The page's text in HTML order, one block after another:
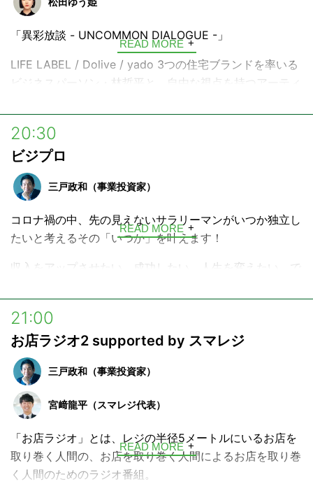
「異彩放談 - UNCOMMON DIALOGUE -」
LIFE LABEL / Dolive / yado 3つの住宅ブランドを率いる
ビジネスパーソン・林哲平と、自由な視点を持つアーティ
線で活躍するゲストを迎え、ゲストの人生を彩ってきたも
の・こと、成功の裏側にある葛藤、ビジネスの本質に迫る
対話番組。
READ MORE
20:30
ビジプロ
三戸政和（事業投資家）
コロナ禍の中、先の見えないサラリーマンがいつか独立し
たいと考えるその「いつか」を叶えます！
収入をアップさせたい、成功したい、人生を変えたい、で
一歩となる考え方や行動の仕方が具体的に聴ける。
ベストセラー作家でもある三戸氏が新進気鋭の起業家（ビ
ジネス・プロフェッショナル）を招き、他では聴けない実
践的なビジネスのヒントをお送りします。
日曜日の夜、明日からのモチベーションが湧いてくるビジ
ネス番組です。
番組に来られたゲストとのトークをnoteでも発信中!!
https://note.com/masakazumito
READ MORE
21:00
お店ラジオ2 supported by スマレジ
三戸政和（事業投資家）
宮﨑龍平（スマレジ代表）
「お店ラジオ」とは、レジの半径5メートルにいるお店を
取り巻く人間の、お店を取り巻く人間によるお店を取り巻
く人間のためのラジオ番組。
READ MORE